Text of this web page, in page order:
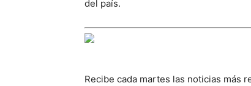
del país.
Recibe cada martes las noticias más